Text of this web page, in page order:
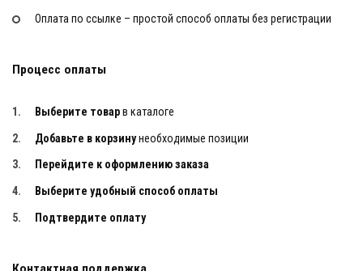
Оплата по ссылке – простой способ оплаты без регистрации
Процесс оплаты
Выберите товарв каталоге
Добавьте в корзинунеобходимые позиции
Перейдите к оформлению заказа
Выберите удобный способ оплаты
Подтвердите оплату